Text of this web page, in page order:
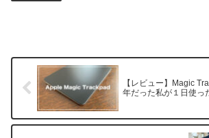
【レビュー】Magic
年だった私が１日使っ